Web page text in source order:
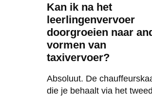
Kan ik na het
leerlingenvervoer
doorgroeien naar
vormen van
taxivervoer?
Absoluut. De
die je behaalt via het